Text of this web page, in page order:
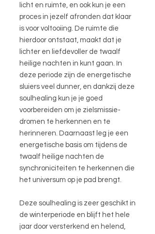
licht en ruimte, en ook kun je een
proces in jezelf afronden dat klaar
is voor voltooiing. De ruimte die
hierdoor ontstaat, maakt dat je
lichter en liefdevoller de twaalf
heilige nachten in kunt gaan. In
deze periode zijn de energetische
sluiers veel dunner, en dankzij deze
soulhealing kun je je goed
voorbereiden om je zielsmissie-
dromen te herkennen en te
herinneren. Daarnaast leg je een
energetische basis om tijdens de
twaalf heilige nachten de
synchroniciteiten te herkennen die
het universum op je pad brengt.
Deze soulhealing is zeer geschikt in
de winterperiode en blijft het hele
jaar door versterkend en helend,